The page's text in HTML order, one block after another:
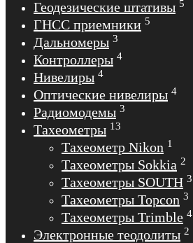
Геодезические штативы 5
ГНСС приемники 5
Дальномеры 3
Контроллеры 4
Нивелиры 4
Оптические нивелиры 4
Радиомодемы 3
Тахеометры 13
Тахеометр Nikon 1
Тахеометры Sokkia 2
Тахеометры SOUTH 3
Тахеометры Topcon 3
Тахеометры Trimble 4
Электронные теодолиты 2